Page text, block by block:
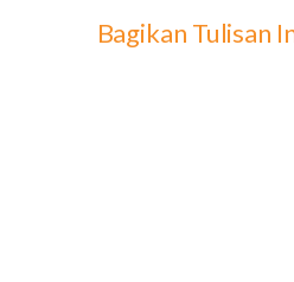
Bagikan Tulisan